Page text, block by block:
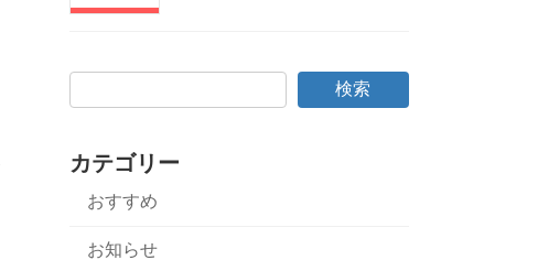
検索
カテゴリー
おすすめ
お知らせ